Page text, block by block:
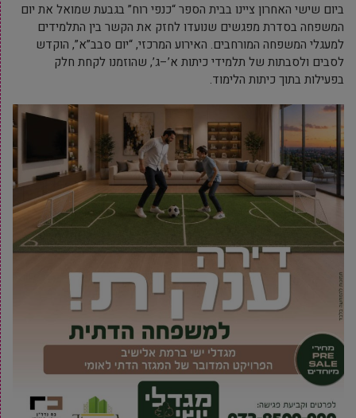
ביום שישי האחרון ציינו בבית הספר “כנפי רוח” בגבעת שמואל את יום
המשפחה בסדרת מפגשים שנועדו לחזק את הקשר בין התלמידים
למעגלי המשפחה המורחבים. האירוע המרכזי, “יום סבב”א”, הוקדש
לסבים ולסבתות של תלמידי כיתות א’–ג’, שהוזמנו לקחת חלק
בפעילות בתוך כיתות הלימוד.